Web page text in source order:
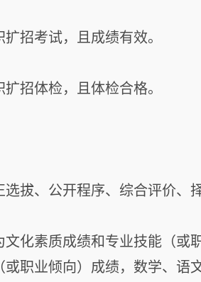
招考试，且成绩有效。
招体检，且体检合格。
拔、公开程序、综合评价、
文化素质成绩和专业技能（
职业倾向）成绩，数学、